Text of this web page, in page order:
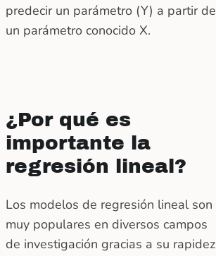
predecir un parámetro (Y) a partir de
un parámetro conocido X.
¿Por qué es
importante la
regresión lineal?
Los modelos de regresión lineal son
muy populares en diversos campos
de investigación gracias a su rapidez